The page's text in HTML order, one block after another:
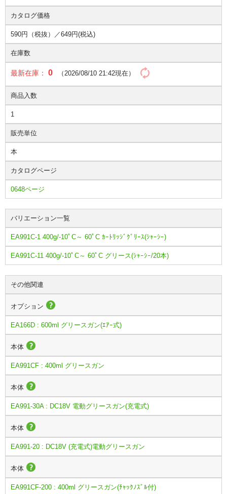
カタログ価格
590円（税抜）／649円(税込)
在庫数
最新在庫： 0 （2026/08/10 21:42現在）
商品入数
1
販売単位
本
カタログページ
0648ページ
バリエーション一覧
EA991C-1 400g/-10ﾟC～ 60ﾟC ｶｰﾄﾘｯｼﾞｸﾞﾘｰｽ(ｼｬｰｼｰ)
EA991C-11 400g/-10ﾟC～ 60ﾟC グリース(ｼｬｰｼｰ/20本)
その他関連
オプション
EA166D : 600ml グリースガン(ｴｱｰ式)
本体
EA991CF : 400ml グリースガン
本体
EA991-30A : DC18V 電動グリースガン(充電式)
本体
EA991-20 : DC18V (充電式)電動グリースガン
本体
EA991CF-200 : 400ml グリースガン(ﾁｬｯｸﾉｽﾞﾙ付)